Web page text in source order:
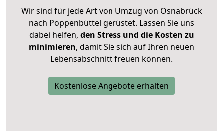
Wir sind für jede Art von Umzug von Osnabrück
nach Poppenbüttel gerüstet. Lassen Sie uns
dabei helfen, den Stress und die Kosten zu
minimieren, damit Sie sich auf Ihren neuen
Lebensabschnitt freuen können.
Kostenlose Angebote erhalten